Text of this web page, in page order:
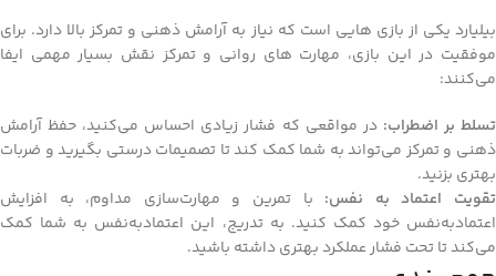
بیلیارد یکی از بازی‌ هایی است که نیاز به آرامش ذهنی و تمرکز بالا دارد. برای
موفقیت در این بازی، مهارت‌ های روانی و تمرکز نقش بسیار مهمی ایفا
می‌کنند:
تسلط بر اضطراب: در مواقعی که فشار زیادی احساس می‌کنید، حفظ آرامش
ذهنی و تمرکز می‌تواند به شما کمک کند تا تصمیمات درستی بگیرید و ضربات
بهتری بزنید.
تقویت اعتماد به‌ نفس: با تمرین و مهارت‌سازی مداوم، به افزایش
اعتمادبه‌نفس خود کمک کنید. به تدریج، این اعتمادبه‌نفس به شما کمک
می‌کند تا تحت فشار عملکرد بهتری داشته باشید.